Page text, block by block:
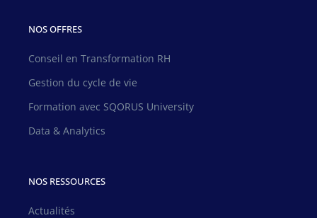
NOS OFFRES
Conseil en Transformation RH
Gestion du cycle de vie
Formation avec SQORUS University
Data & Analytics
NOS RESSOURCES
Actualités